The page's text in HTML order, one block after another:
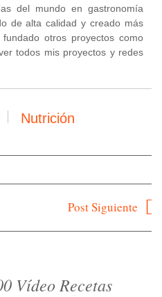
del mundo en gastronomía
de alta calidad y creado más
fundado otros proyectos como
todos mis proyectos y redes
Nutrición
Post Siguiente
Vídeo Recetas